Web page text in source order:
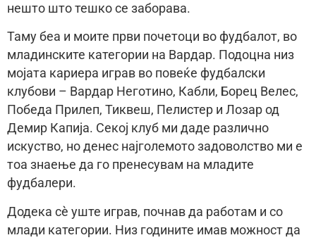
нешто што тешко се заборава.
Таму беа и моите први почетоци во фудбалот, во
младинските категории на Вардар. Подоцна низ
мојата кариера играв во повеќе фудбалски
клубови – Вардар Неготино, Кабли, Борец Велес,
Победа Прилеп, Тиквеш, Пелистер и Лозар од
Демир Капија. Секој клуб ми даде различно
искуство, но денес најголемото задоволство ми е
тоа знаење да го пренесувам на младите
фудбалери.
Додека сè уште играв, почнав да работам и со
млади категории. Низ годините имав можност да